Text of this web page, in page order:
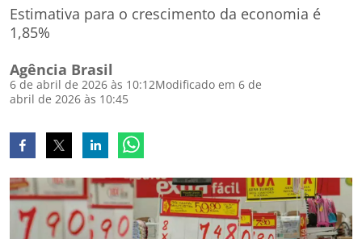
Estimativa para o crescimento da economia é
1,85%
Agência Brasil
6 de abril de 2026 às 10:12Modificado em 6 de
abril de 2026 às 10:45